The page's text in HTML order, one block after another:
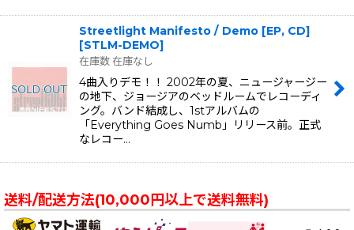
Streetlight Manifesto / Demo [EP, CD]
[STLM-DEMO]
在庫数 在庫なし
4曲入りデモ！！ 2002年の夏、ニュージャージー
の地下、ジョージアのベッドルームでレコーディ
ング。バンド結成し、1stアルバムの
「Everything Goes Numb」リリース前。正式
なレコー…
送料/配送方法(10,000円以上で送料無料)